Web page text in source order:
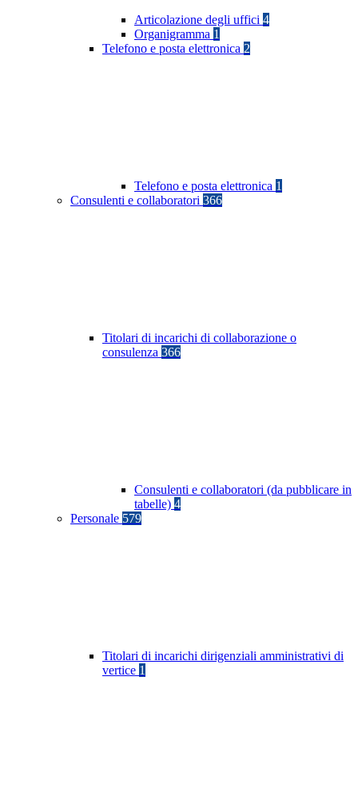
Articolazione degli uffici 4
Organigramma 1
Telefono e posta elettronica 2
Telefono e posta elettronica 1
Consulenti e collaboratori 366
Titolari di incarichi di collaborazione o
consulenza 366
Consulenti e collaboratori (da pubblicare in
tabelle) 4
Personale 579
Titolari di incarichi dirigenziali amministrativi di
vertice 1